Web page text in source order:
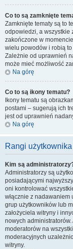
Co to są zamknięte
Zamknięte tematy są to
odpowiedzi, a wszystkie
zakończone w
wielu powodów i robią
Zależnie od uprawnień
może mieć możliwość
Na górę
Co to są ikony tematu?
Ikony tematu są
postami – sugerują ich
jest od uprawnień
Na górę
Rangi
Kim są
Administratorzy są
posiadającymi
oni kontrolować
włącznie z
grup użytkowników lub
założyciela witryny i
nowych
moderatorów na
moderacyjnych
witryny.